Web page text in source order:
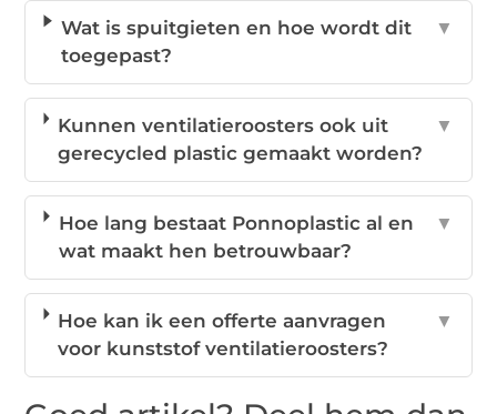
Wat is spuitgieten en hoe wordt dit
toegepast?
▼
Kunnen ventilatieroosters ook uit
gerecycled plastic gemaakt worden?
▼
Hoe lang bestaat Ponnoplastic al en
wat maakt hen betrouwbaar?
▼
Hoe kan ik een offerte aanvragen
voor kunststof ventilatieroosters?
▼